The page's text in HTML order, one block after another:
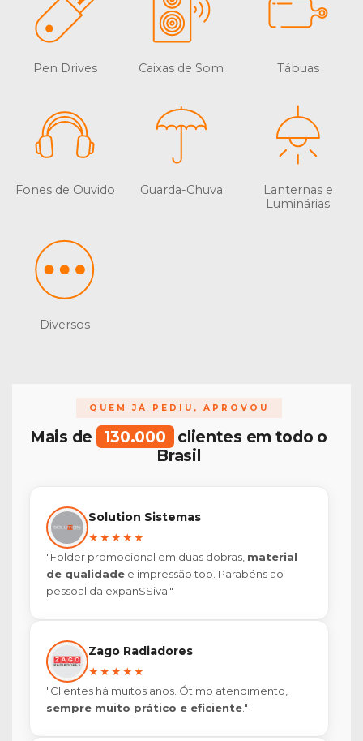
Pen Drives Caixas de Som Tábuas
Fones de Ouvido Guarda-Chuva
Lanternas e
Luminárias
Diversos
QUEM JÁ PEDIU, APROVOU
Mais de 130.000
clientes em todo o
Brasil
Solution Sistemas
★★★★★
"Folder promocional em duas dobras, material
de qualidadee impressão top. Parabéns ao
pessoal da expanSSiva."
Zago Radiadores
★★★★★
"Clientes há muitos anos. Ótimo atendimento,
sempre muito prático e eficiente."